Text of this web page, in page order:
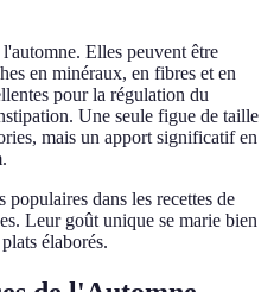
Elles peuvent être
en minéraux, en fibres et en
pour la régulation du
Une seule figue de taille
mais un apport significatif en
dans les recettes de
Leur goût unique se marie bien
élaborés.